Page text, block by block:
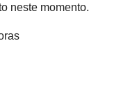
neste momento.